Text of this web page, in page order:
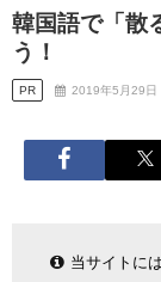
韓国語で「散
う！
PR 2019年5月29日
当サイトに